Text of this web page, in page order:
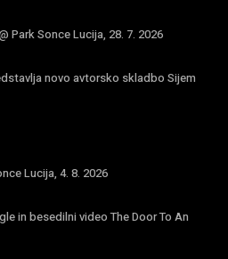
Park Sonce Lucija, 28. 7. 2026
novo avtorsko skladbo Sijem
Lucija, 4. 8. 2026
in besedilni video The Door To An